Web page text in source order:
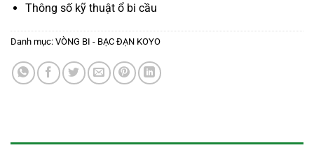
Thông số kỹ thuậtổ bi cầu
Danh mục: VÒNG BI - BẠC ĐẠN KOYO